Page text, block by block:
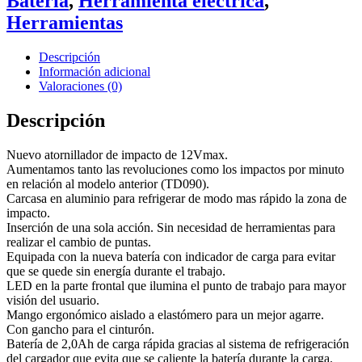
Herramientas
Descripción
Información adicional
Valoraciones (0)
Descripción
Nuevo atornillador de impacto de 12Vmax.
Aumentamos tanto las revoluciones como los impactos por minuto
en relación al modelo anterior (TD090).
Carcasa en aluminio para refrigerar de modo mas rápido la zona de
impacto.
Inserción de una sola acción. Sin necesidad de herramientas para
realizar el cambio de puntas.
Equipada con la nueva batería con indicador de carga para evitar
que se quede sin energía durante el trabajo.
LED en la parte frontal que ilumina el punto de trabajo para mayor
visión del usuario.
Mango ergonómico aislado a elastómero para un mejor agarre.
Con gancho para el cinturón.
Batería de 2,0Ah de carga rápida gracias al sistema de refrigeración
del cargador que evita que se caliente la batería durante la carga.